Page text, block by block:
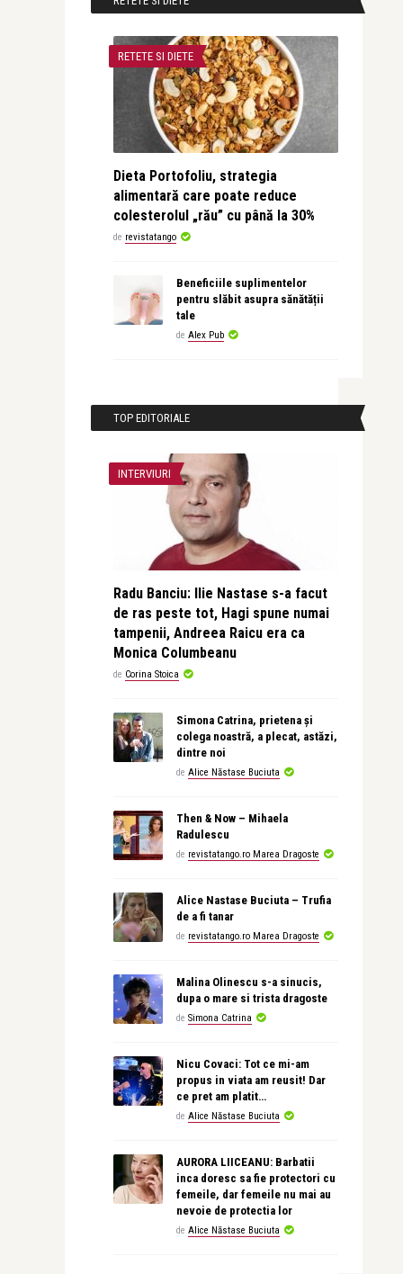
RETETE SI DIETE
Dieta Portofoliu, strategia
alimentară care poate reduce
colesterolul „rău” cu până la 30%
de revistatango
Beneficiile suplimentelor
pentru slăbit asupra sănătății
tale
de Alex Pub
TOP EDITORIALE
INTERVIURI
Radu Banciu: Ilie Nastase s-a facut
de ras peste tot, Hagi spune numai
tampenii, Andreea Raicu era ca
Monica Columbeanu
de Corina Stoica
Simona Catrina, prietena și
colega noastră, a plecat, astăzi,
dintre noi
de Alice Năstase Buciuta
Then & Now – Mihaela
Radulescu
de revistatango.ro Marea Dragoste
Alice Nastase Buciuta – Trufia
de a fi tanar
de revistatango.ro Marea Dragoste
Malina Olinescu s-a sinucis,
dupa o mare si trista dragoste
de Simona Catrina
Nicu Covaci: Tot ce mi-am
propus in viata am reusit! Dar
ce pret am platit…
de Alice Năstase Buciuta
AURORA LIICEANU: Barbatii
inca doresc sa fie protectori cu
femeile, dar femeile nu mai au
nevoie de protectia lor
de Alice Năstase Buciuta